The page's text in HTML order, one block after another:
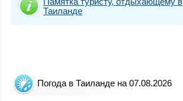
Таиланде
Погода в Таиланде на 07.08.2026